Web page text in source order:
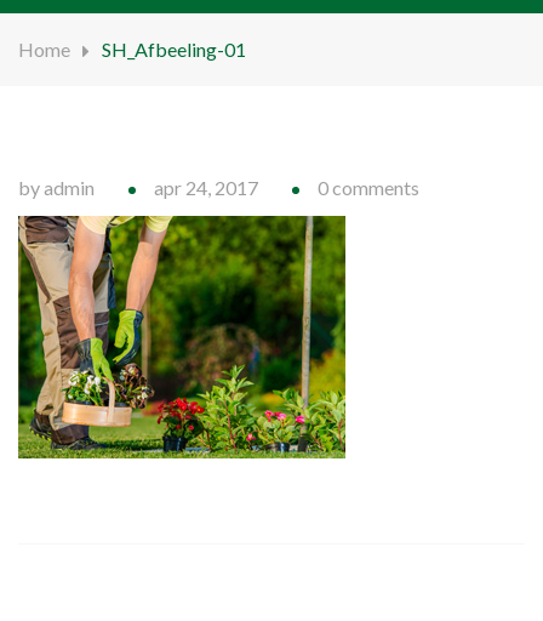
Home SH_Afbeeling-01
by admin apr 24, 2017 0 comments